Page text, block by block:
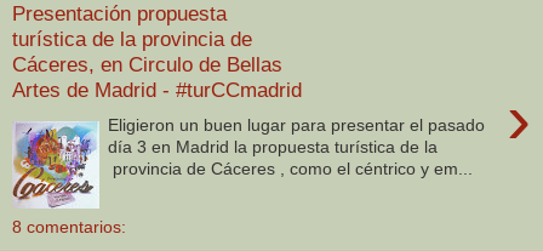
Presentación propuesta
turística de la provincia de
Cáceres, en Circulo de Bellas
Artes de Madrid - #turCCmadrid
›
Eligieron un buen lugar para presentar el pasado
día 3 en Madrid la propuesta turística de la
provincia de Cáceres , como el céntrico y em...
8 comentarios: